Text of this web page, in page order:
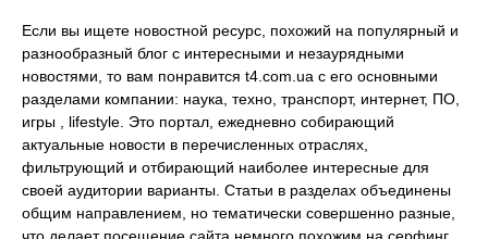
Если вы ищете новостной ресурс, похожий на популярный и
разнообразный блог с интересными и незаурядными
новостями, то вам понравится t4.com.ua с его основными
разделами компании: наука, техно, транспорт, интернет, ПО,
игры , lifestyle. Это портал, ежедневно собирающий
актуальные новости в перечисленных отраслях,
фильтрующий и отбирающий наиболее интересные для
своей аудитории варианты. Статьи в разделах объединены
общим направлением, но тематически совершенно разные,